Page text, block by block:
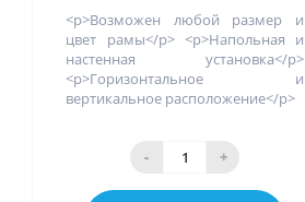
<p>Возможен любой размер и
цвет рамы</p> <p>Напольная и
настенная установка</p>
<p>Горизонтальное и
вертикальное расположение</p>
- +